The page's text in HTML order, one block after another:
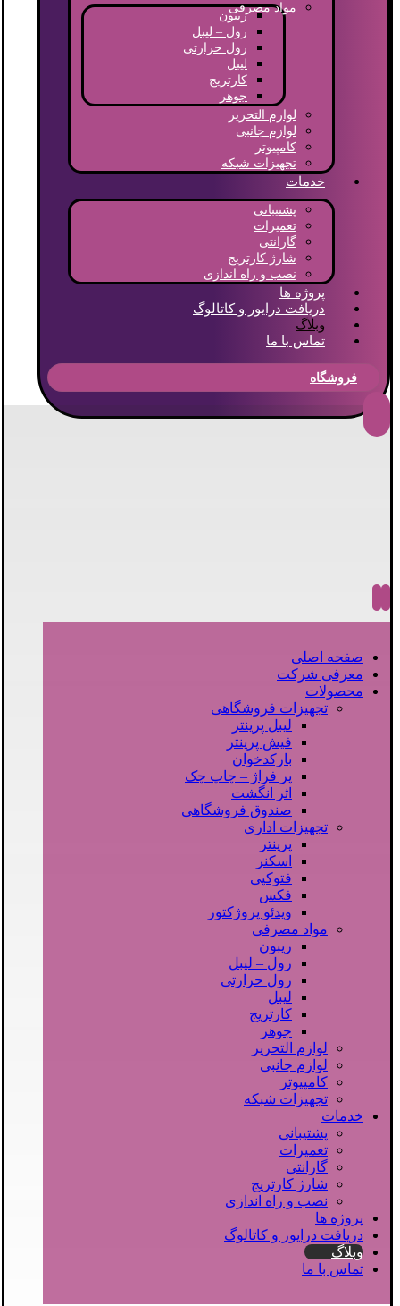
مواد مصرفی
ریبون
رول – لیبل
رول حرارتی
لیبل
کارتریج
جوهر
لوازم التحریر
لوازم جانبی
کامپیوتر
تجهیزات شبکه
خدمات
پشتیبانی
تعمیرات
گارانتی
شارژ کارتریج
نصب و راه اندازی
پروژه ها
دریافت درایور و کاتالوگ
وبلاگ
تماس با ما
فروشگاه
صفحه اصلی
معرفی شرکت
محصولات
تجهیزات فروشگاهی
لیبل پرینتر
فیش پرینتر
بارکدخوان
پر فراژ – چاپ چک
اثر انگشت
صندوق فروشگاهی
تجهیزات اداری
پرینتر
اسکنر
فتوکپی
فکس
ویدئو پروژکتور
مواد مصرفی
ریبون
رول – لیبل
رول حرارتی
لیبل
کارتریج
جوهر
لوازم التحریر
لوازم جانبی
کامپیوتر
تجهیزات شبکه
خدمات
پشتیبانی
تعمیرات
گارانتی
شارژ کارتریج
نصب و راه اندازی
پروژه ها
دریافت درایور و کاتالوگ
وبلاگ
تماس با ما